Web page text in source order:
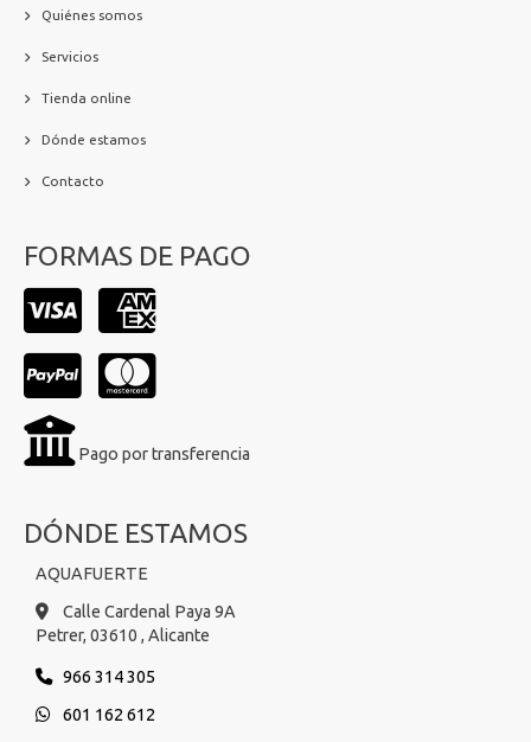
Quiénes somos
Servicios
Tienda online
Dónde estamos
Contacto
FORMAS DE PAGO
Pago por transferencia
DÓNDE ESTAMOS
AQUAFUERTE
Calle Cardenal Paya 9A
Petrer, 03610 , Alicante
966 314 305
601 162 612